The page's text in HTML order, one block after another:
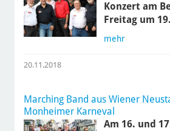
Konzert am
Freitag um
mehr
20.11.2018
Marching Band aus Wiener
Monheimer Karneval
Am 16. und